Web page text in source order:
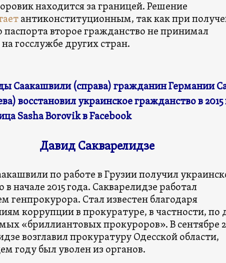
находится за границей. Решение
антиконституционным, так как при
паспорта второе гражданство не принимал
госслужбе других стран.
Саакашвили (справа) гражданин Германии
восстановил украинское гражданство в 2015
Sasha Borovik в Facebook
Давид Сакварелидзе
по работе в Грузии получил
начале 2015 года. Сакварелидзе работал
генпрокурора. Стал известен благодаря
коррупции в прокуратуре, в частности, по
«бриллиантовых прокуроров». В сентябре
возглавил прокуратуру Одесской области,
году был уволен из органов.